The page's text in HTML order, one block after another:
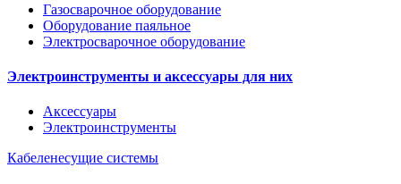
Газосварочное оборудование
Оборудование паяльное
Электросварочное оборудование
Электроинструменты и аксессуары для них
Аксессуары
Электроинструменты
Кабеленесущие системы